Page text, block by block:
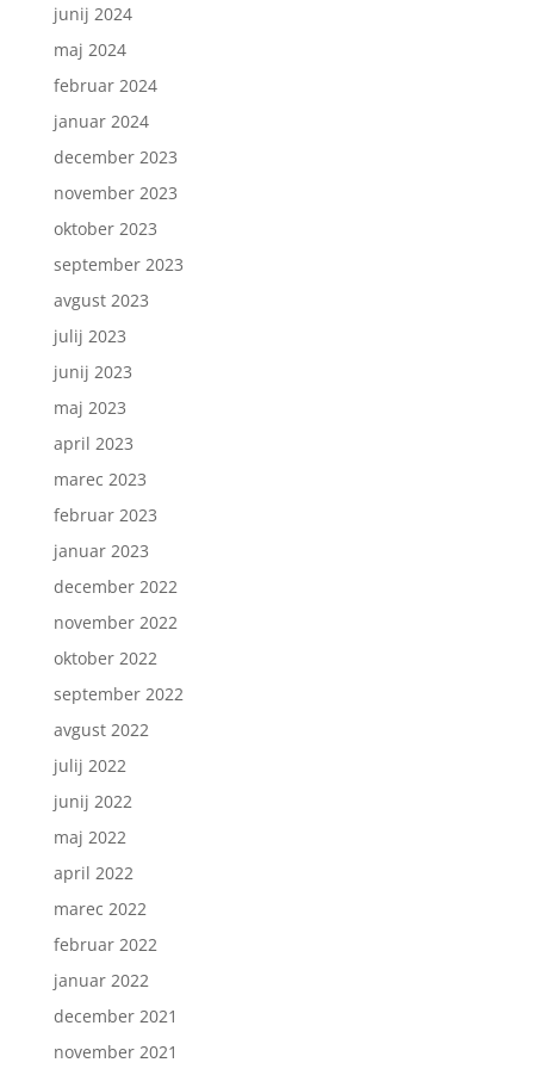
junij 2024
maj 2024
februar 2024
januar 2024
december 2023
november 2023
oktober 2023
september 2023
avgust 2023
julij 2023
junij 2023
maj 2023
april 2023
marec 2023
februar 2023
januar 2023
december 2022
november 2022
oktober 2022
september 2022
avgust 2022
julij 2022
junij 2022
maj 2022
april 2022
marec 2022
februar 2022
januar 2022
december 2021
november 2021